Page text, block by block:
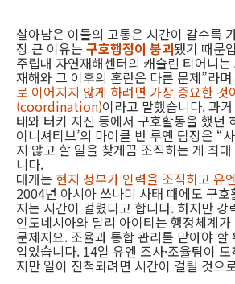
살아남은 이들의 고통은 시간이 갈수록
장 큰 이유는 구호행정이 붕괴됐기 때문
주립대 자연재해센터의 캐슬린 티어니
재해와 그 이후의 혼란은 다른 문제”라며
로 이어지지 않게 하려면 가장 중요한 것
(coordination)이라고 말했습니다. 과
태와 터키 지진 등에서 구호활동을 했던
이니셔티브’의 마이클 반 루옌 팀장은 “
지 않고 할 일을 찾게끔 조직하는 게 최
니다.
대개는 현지 정부가 인력을 조직하고 유
2004년 아시아 쓰나미 사태 때에도 구
지는 시간이 걸렸다고 합니다. 하지만 강
인도네시아와 달리 아이티는 행정체계
문제지요. 조율과 통합 관리를 맡아야 할
입었습니다. 14일 유엔 조사·조율팀이
지만 일이 진척되려면 시간이 걸릴 것으